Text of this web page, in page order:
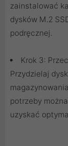
zainstalować
dysków M.2
podręcznej.
Krok 3:
Przydzielaj
potrzeby
uzyskać